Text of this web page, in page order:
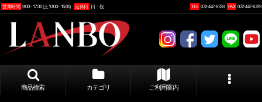
営業時間 9:00 - 17:30 (土10:00 - 15:00) 定休日 日・祝 TEL 072-447-6728 FAX 072-447-6729
商品検索 カテゴリ ご利用案内